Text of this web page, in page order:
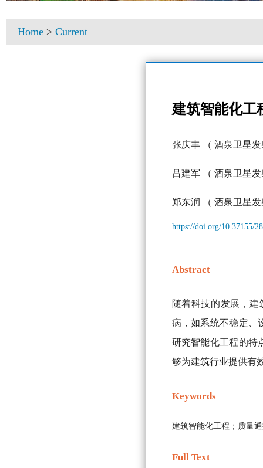
Home > Current
建筑智能化工
张庆丰 （ 酒泉卫星
吕建军 （ 酒泉卫星
郑东润 （ 酒泉卫星
https://doi.org/10.37155/
Abstract
随着科技的发展，
病，如系统不稳定、
研究智能化工程的特
够为建筑行业提供有
Keywords
建筑智能化工程；质量
Full Text